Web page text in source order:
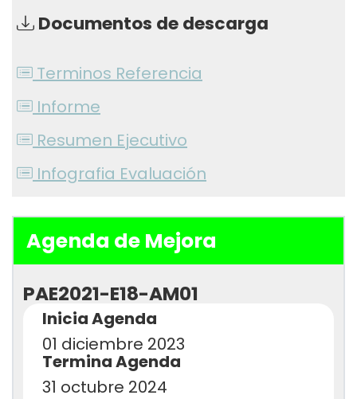
Documentos de descarga
Terminos Referencia
Informe
Resumen Ejecutivo
Infografia Evaluación
Agenda de Mejora
PAE2021-E18-AM01
Inicia Agenda
01 diciembre 2023
Termina Agenda
31 octubre 2024